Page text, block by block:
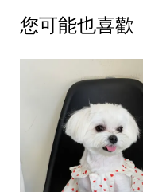
您可能也喜歡